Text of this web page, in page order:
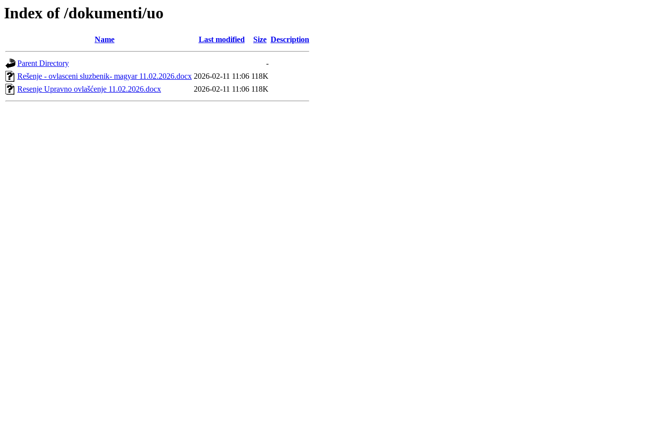
Index of /dokumenti/uo
Name Last modified Size Description
Parent Directory
-
Rešenje - ovlasceni sluzbenik- magyar 11.02.2026.docx 2026-02-11 11:06 118K
Resenje Upravno ovlašćenje 11.02.2026.docx
2026-02-11 11:06 118K